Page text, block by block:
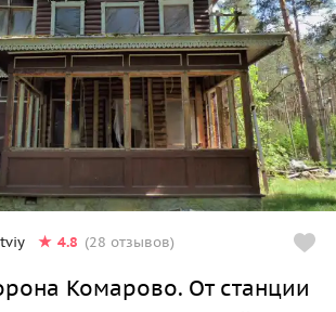
4.8 (28 отзывов)
Комарово. От станции